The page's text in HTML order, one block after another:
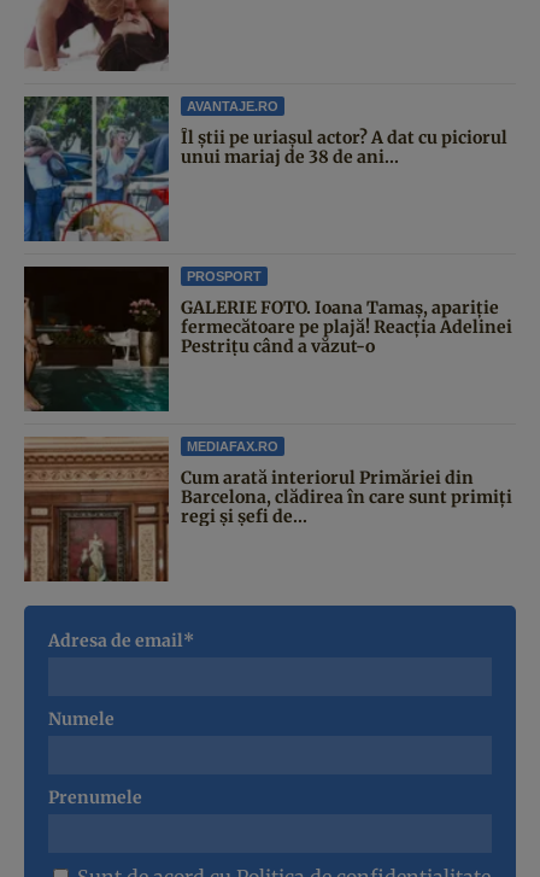
AVANTAJE.RO
Îl știi pe uriașul actor? A dat cu piciorul
unui mariaj de 38 de ani...
PROSPORT
GALERIE FOTO. Ioana Tamaş, apariție
fermecătoare pe plajă! Reacția Adelinei
Pestrițu când a văzut-o
MEDIAFAX.RO
Cum arată interiorul Primăriei din
Barcelona, clădirea în care sunt primiți
regi și șefi de...
Adresa de email*
Numele
Prenumele